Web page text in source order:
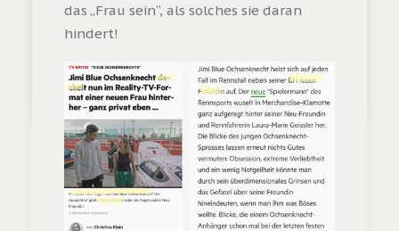
Bilder: Marko Knab · ramp.pictures
by dajana
das „Frau sein“, als solches sie daran
hindert!